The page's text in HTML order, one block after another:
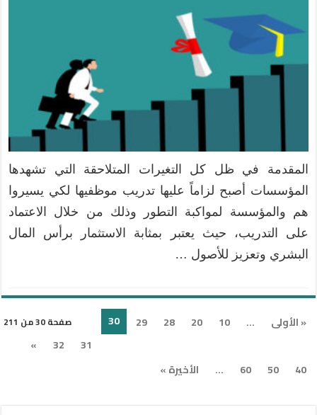
المقدمة في ظل كل التغيرات المتلاحقة التي تشهدها
المؤسسات أصبح لزاماً عليها تدريب موظفيها لكي يسيروا
هم والمؤسسة لمواكبة التطور وذلك من خلال الاعتماد
على التدريب، حيث يعتبر بمثابة الاستثمار برأس المال
البشري وتعزيز للأصول …
صفحة 30 من 211 « الأولى ...
10
20
28
29
30
31
32
»
40
50
60
... الأخيرة »